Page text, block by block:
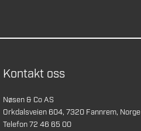
Kontakt oss
Nøsen & Co AS
Orkdalsveien 604, 7320 Fannrem, Norge
Telefon 72 46 65 00